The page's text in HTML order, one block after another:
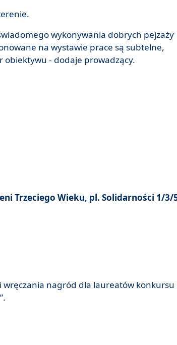
wykonywania dobrych pejzaży
na wystawie prace są subtelne,
obiektywu - dodaje prowadzący.
Trzeciego Wieku, pl. Solidarności 1/3/
wręczania nagród dla laureatów konkursu